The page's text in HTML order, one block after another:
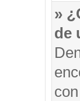
»
de
con